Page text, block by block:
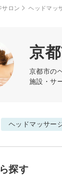
サロン ヘッドマッ
京
京都市の
施設・サ
ヘッドマッサー
探す